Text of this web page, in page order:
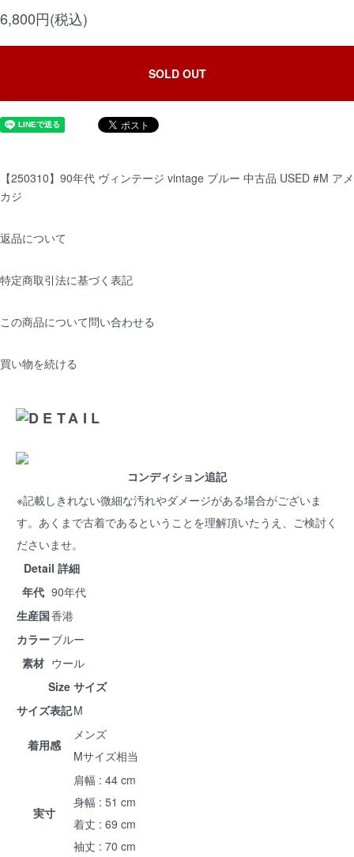
6,800円(税込)
SOLD OUT
【250310】90年代 ヴィンテージ vintage ブルー 中古品 USED #M アメ
カジ
返品について
特定商取引法に基づく表記
この商品について問い合わせる
買い物を続ける
コンディション追記
※記載しきれない微細な汚れやダメージがある場合がございま
す。あくまで古着であるということを理解頂いたうえ、ご検討く
ださいませ。
Detail 詳細
年代 90年代
生産国香港
カラーブルー
素材 ウール
Size サイズ
サイズ表記M
着用感
メンズ
Mサイズ相当
実寸
肩幅 : 44 cm
身幅 : 51 cm
着丈 : 69 cm
袖丈 : 70 cm